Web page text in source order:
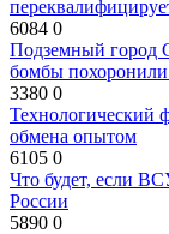
6084 0
Подземный город
бомбы
3380 0
Технологический
обмена опытом
6105 0
Что будет, если
России
5890 0